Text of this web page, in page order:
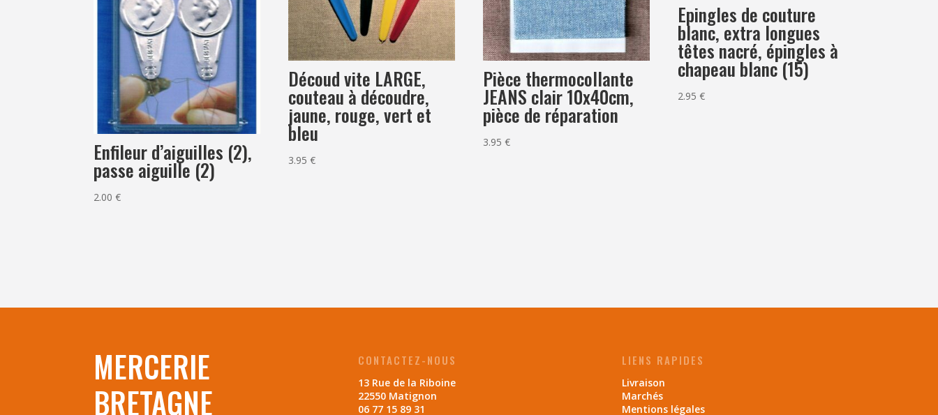
Enfileur d’aiguilles (2),
passe aiguille (2)
2.00€
Découd vite LARGE,
couteau à découdre,
jaune, rouge, vert et
bleu
3.95€
Pièce thermocollante
JEANS clair 10x40cm,
pièce de réparation
3.95€
Epingles de couture
blanc, extra longues
têtes nacré, épingles à
chapeau blanc (15)
2.95€
MERCERIE
BRETAGNE
CONTACTEZ-NOUS
13 Rue de la Riboine
22550 Matignon
06 77 15 89 31
LIENS RAPIDES
Livraison
Marchés
Mentions légales